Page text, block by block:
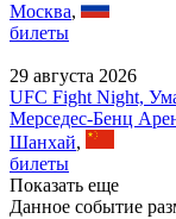
Москва,
билеты
29 августа 2026
UFC Fight Night,
Мерседес-Бенц
Шанхай,
билеты
Показать еще
Данное событие